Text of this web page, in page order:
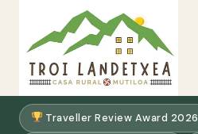
Traveller Review Award 2026